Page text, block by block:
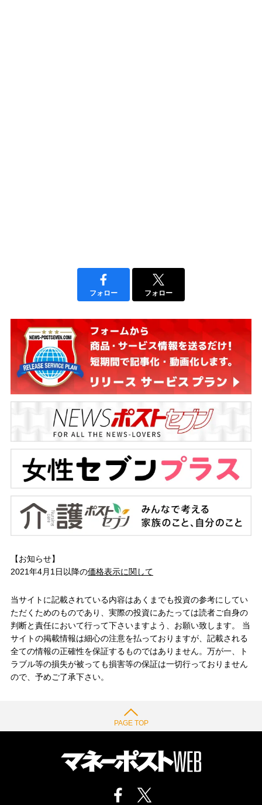
フォロー フォロー
【お知らせ】
2021年4月1日以降の価格表示に関して
当サイトに記載されている内容はあくまでも投資の参考にしてい
ただくためのものであり、実際の投資にあたっては読者ご自身の
判断と責任において行って下さいますよう、お願い致します。 当
サイトの掲載情報は細心の注意を払っておりますが、記載される
全ての情報の正確性を保証するものではありません。万が一、ト
ラブル等の損失が被っても損害等の保証は一切行っておりません
ので、予めご了承下さい。
PAGE TOP